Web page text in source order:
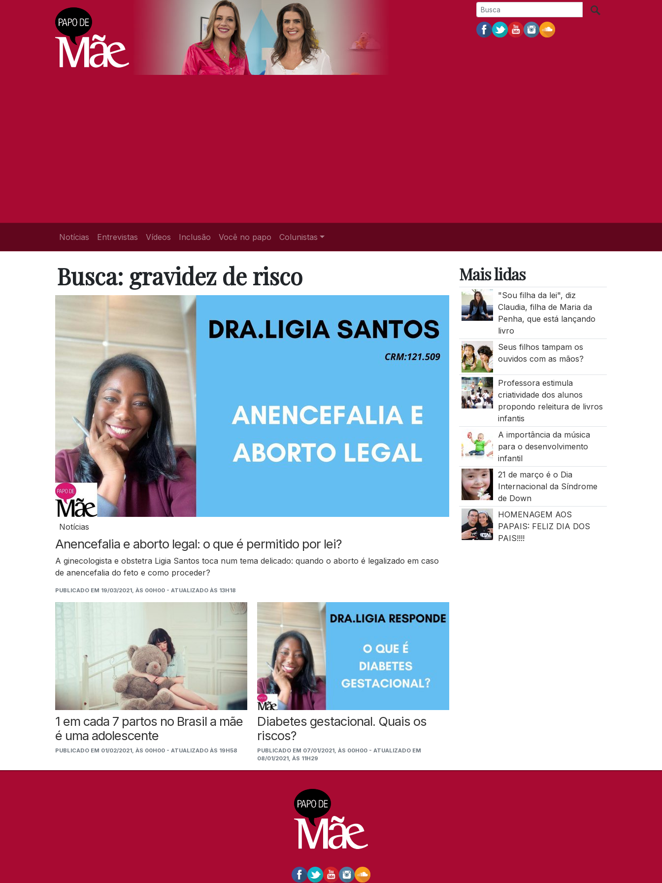
Notícias Entrevistas Vídeos Inclusão Você no papo Colunistas
Busca: gravidez de risco
Notícias
Anencefalia e aborto legal: o que é permitido por lei?
A ginecologista e obstetra Ligia Santos toca num tema delicado: quando o aborto é legalizado em caso
de anencefalia do feto e como proceder?
PUBLICADO EM 19/03/2021, ÀS 00H00 - ATUALIZADO ÀS 13H18
1 em cada 7 partos no Brasil a mãe
é uma adolescente
PUBLICADO EM 01/02/2021, ÀS 00H00 - ATUALIZADO ÀS 19H58
Diabetes gestacional. Quais os
riscos?
PUBLICADO EM 07/01/2021, ÀS 00H00 - ATUALIZADO EM
08/01/2021, ÀS 11H29
Mais lidas
"Sou filha da lei", diz
Claudia, filha de Maria da
Penha, que está lançando
livro
Seus filhos tampam os
ouvidos com as mãos?
Professora estimula
criatividade dos alunos
propondo releitura de livros
infantis
A importância da música
para o desenvolvimento
infantil
21 de março é o Dia
Internacional da Síndrome
de Down
HOMENAGEM AOS
PAPAIS: FELIZ DIA DOS
PAIS!!!!